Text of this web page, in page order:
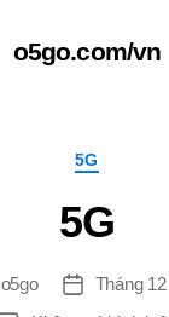
o5go.com/vn
Chuyên
5G
5G
o5go
Ngày
đăng
Tháng